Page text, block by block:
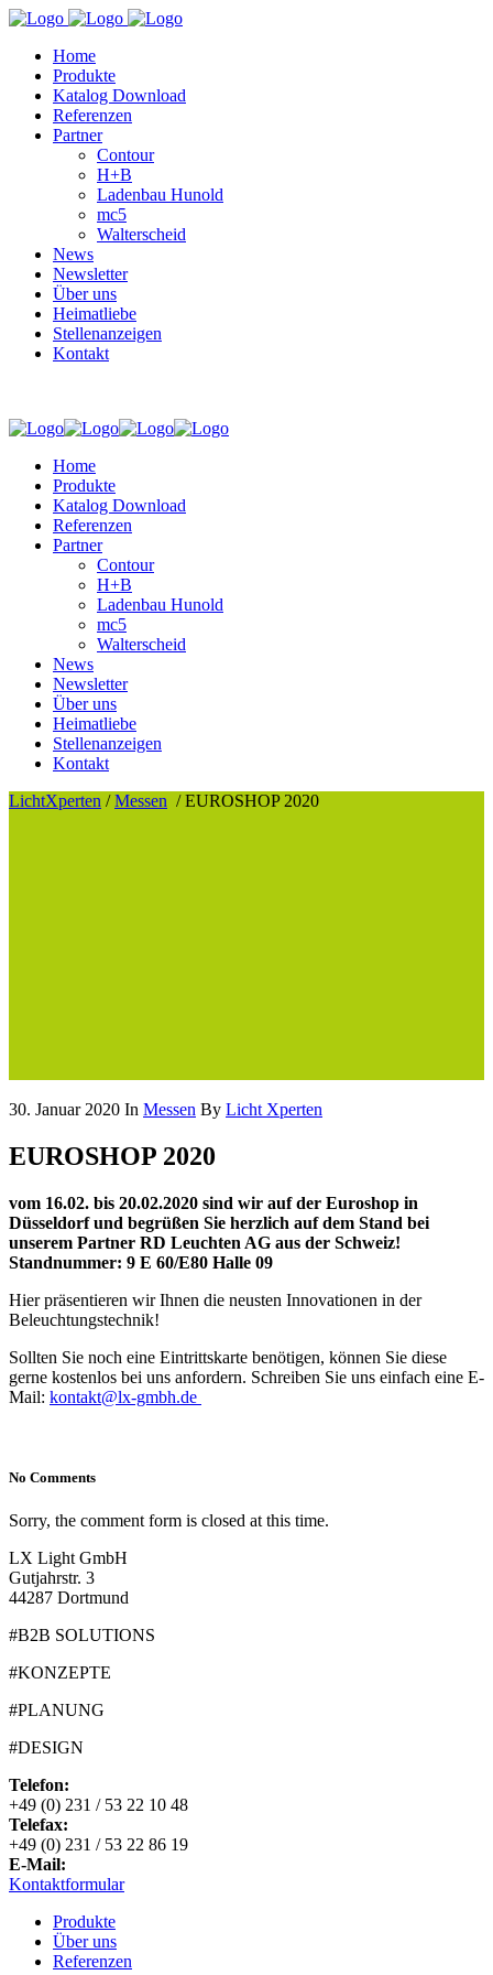
Home
Produkte
Katalog Download
Referenzen
Partner
Contour
H+B
Ladenbau Hunold
mc5
Walterscheid
News
Newsletter
Über uns
Heimatliebe
Stellenanzeigen
Kontakt
Home
Produkte
Katalog Download
Referenzen
Partner
Contour
H+B
Ladenbau Hunold
mc5
Walterscheid
News
Newsletter
Über uns
Heimatliebe
Stellenanzeigen
Kontakt
LichtXperten /Messen /EUROSHOP 2020
30. Januar 2020 In Messen By Licht Xperten
EUROSHOP 2020
vom 16.02. bis 20.02.2020 sind wir auf der Euroshop in
Düsseldorf und begrüßen Sie herzlich auf dem Stand bei
unserem Partner RD Leuchten AG aus der Schweiz!
Standnummer: 9 E 60/E80 Halle 09
Hier präsentieren wir Ihnen die neusten Innovationen in der
Beleuchtungstechnik!
Sollten Sie noch eine Eintrittskarte benötigen, können Sie diese
gerne kostenlos bei uns anfordern. Schreiben Sie uns einfach eine E-
Mail: kontakt@lx-gmbh.de
No Comments
Sorry, the comment form is closed at this time.
LX Light GmbH
Gutjahrstr. 3
44287 Dortmund
#B2B SOLUTIONS
#KONZEPTE
#PLANUNG
#DESIGN
Telefon:
+49 (0) 231 / 53 22 10 48
Telefax:
+49 (0) 231 / 53 22 86 19
E-Mail:
Kontaktformular
Produkte
Über uns
Referenzen